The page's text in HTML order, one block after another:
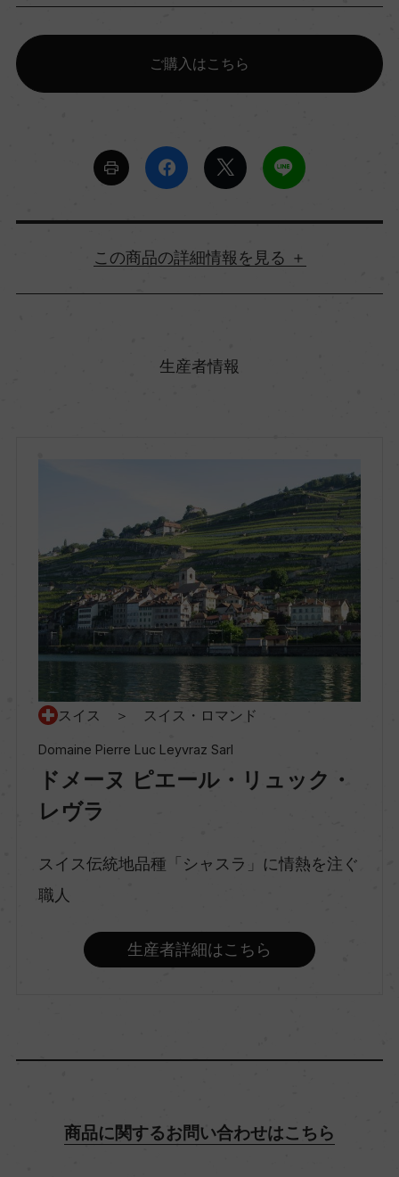
ご購入はこちら
詳細情報
村名
スティルワイン
味わい
辛口
品種（原材料）
シャスラ 100%
アルコール度数
ビオ情報・認証機関
生産者情報
スイス ＞ スイス・ロマンド
Domaine Pierre Luc Leyvraz Sarl
ドメーヌ ピエール・リュック・
レヴラ
スイス伝統地品種「シャスラ」に情熱を注ぐ
職人
生産者詳細はこちら
商品に関するお問い合わせはこちら